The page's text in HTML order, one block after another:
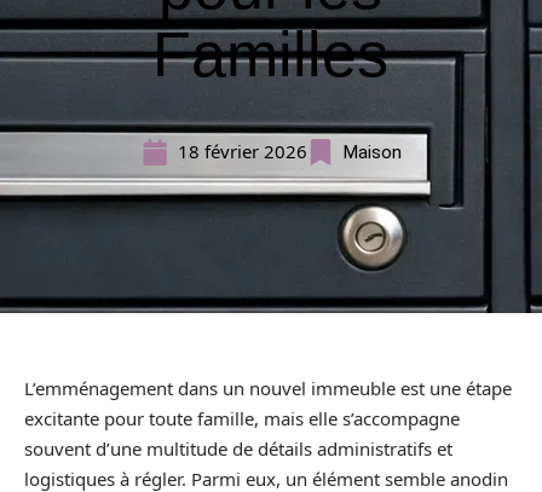
Familles
18 février 2026 Maison
L’emménagement dans un nouvel immeuble est une étape
excitante pour toute famille, mais elle s’accompagne
souvent d’une multitude de détails administratifs et
logistiques à régler. Parmi eux, un élément semble anodin